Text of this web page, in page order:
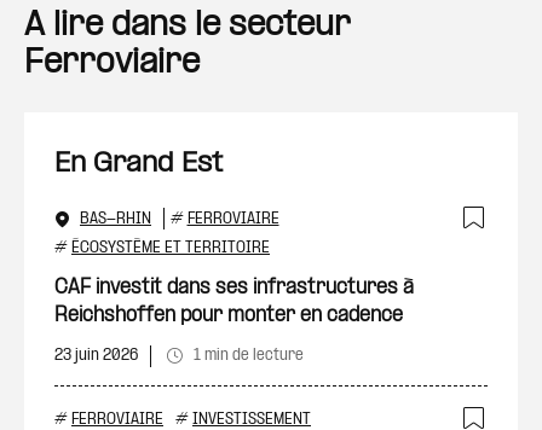
A lire dans le secteur
Ferroviaire
En Grand Est
BAS-RHIN # FERROVIAIRE
# ÉCOSYSTÈME ET TERRITOIRE
CAF investit dans ses infrastructures à
Reichshoffen pour monter en cadence
23 juin 2026 1 min de lecture
# FERROVIAIRE # INVESTISSEMENT